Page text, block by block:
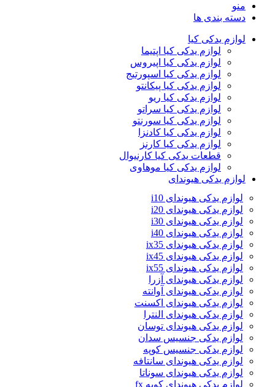
منو
دسته بندی ها
لوازم یدکی کیا
لوازم یدکی کیا اپتیما
لوازم یدکی کیا اپیروس
لوازم یدکی کیا اسپورتیج
لوازم یدکی کیا پیکانتو
لوازم یدکی کیا ریو
لوازم یدکی کیا سراتو
لوازم یدکی کیا سورنتو
لوازم یدکی کیا کادنزا
لوازم یدکی کیا کارنز
قطعات یدکی کیا کارنیوال
لوازم یدکی کیا موهاوی
لوازم یدکی هیوندای
لوازم یدکی هیوندای i10
لوازم یدکی هیوندای i20
لوازم یدکی هیوندای i30
لوازم یدکی هیوندای i40
لوازم یدکی هیوندای ix35
لوازم یدکی هیوندای ix45
لوازم یدکی هیوندای ix55
لوازم یدکی هیوندای آزرا
لوازم یدکی هیوندای آوانته
لوازم یدکی هیوندای اکسنت
لوازم یدکی هیوندای النترا
لوازم یدکی هیوندای توسان
لوازم یدکی جنسیس سدان
لوازم یدکی جنسیس کوپه
لوازم یدکی هیوندای سانتافه
لوازم یدکی هیوندای سوناتا
لوازم یدکی هیوندای کوپه fx